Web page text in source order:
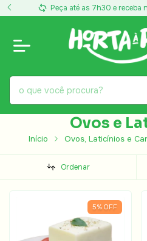
Peça até as 7h30 e receba
Ovos e
Início Ovos, Laticínios e
Ordenar
5% OFF